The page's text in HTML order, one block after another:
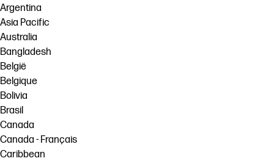
Argentina
Asia Pacific
Australia
Bangladesh
België
Belgique
Bolivia
Brasil
Canada
Canada - Français
Caribbean